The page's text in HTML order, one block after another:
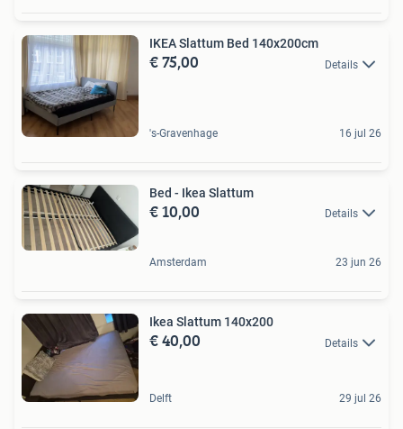
IKEA Slattum Bed 140x200cm
€ 75,00 Details
's-Gravenhage 16 jul 26
Bed - Ikea Slattum
€ 10,00 Details
Amsterdam 23 jun 26
Ikea Slattum 140x200
€ 40,00 Details
Delft 29 jul 26